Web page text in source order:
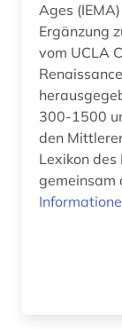
eu (1)
Ages
Ergänzung
vom UCLA
300-1500
den Mittleren Osten
Lexikon
gemeinsam